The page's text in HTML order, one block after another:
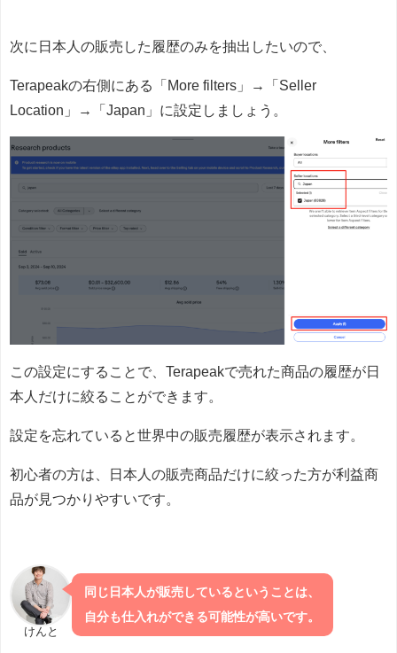
次に日本人の販売した履歴のみを抽出したいので、
Terapeakの右側にある「More filters」→「Seller
Location」→「Japan」に設定しましょう。
この設定にすることで、Terapeakで売れた商品の履歴が日
本人だけに絞ることができます。
設定を忘れていると世界中の販売履歴が表示されます。
初心者の方は、日本人の販売商品だけに絞った方が利益商
品が見つかりやすいです。
けんと
同じ日本人が販売しているということは、
自分も仕入れができる可能性が高いです。